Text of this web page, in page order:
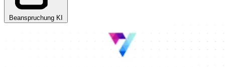
Beanspruchung KI